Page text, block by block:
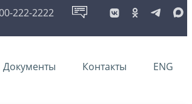
222-2222
Документы Контакты ENG